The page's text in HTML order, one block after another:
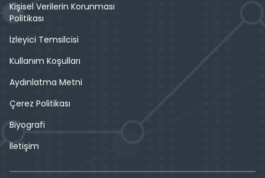
Kişisel Verilerin Korunması
Politikası
İzleyici Temsilcisi
Kullanım Koşulları
Aydınlatma Metni
Çerez Politikası
Biyografi
İletişim